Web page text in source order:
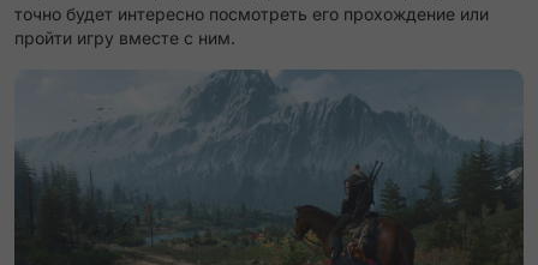
точно будет интересно посмотреть его прохождение или
пройти игру вместе с ним.